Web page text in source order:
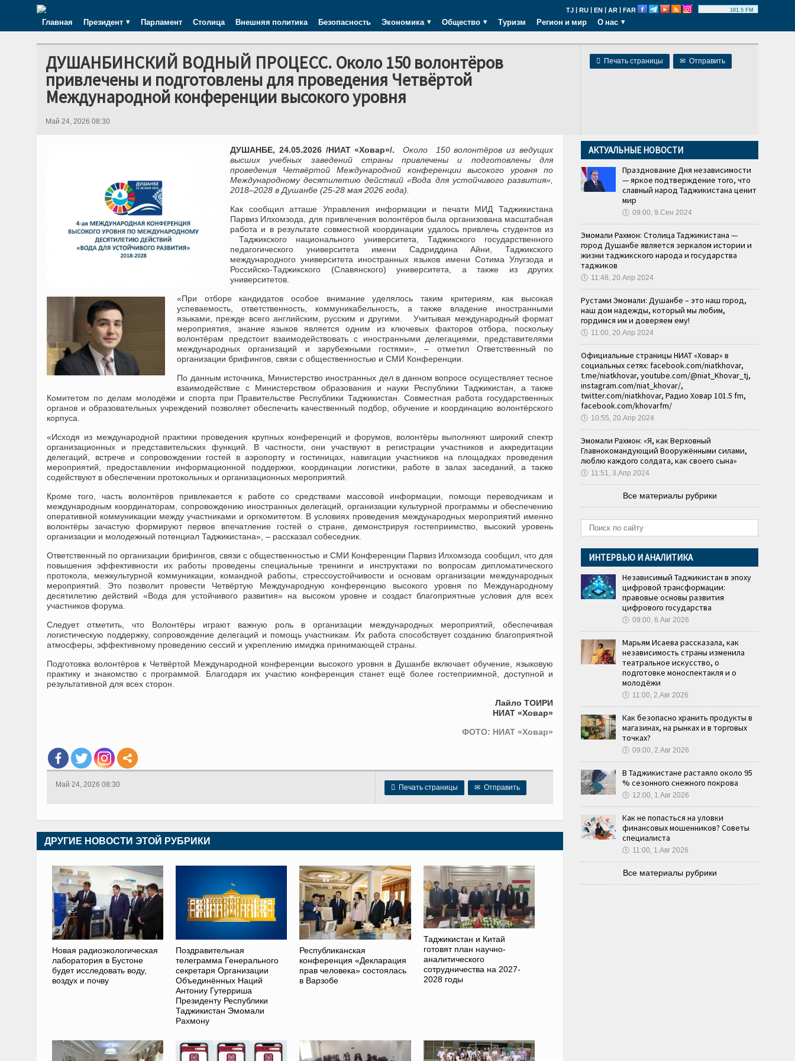
TJ | RU | EN | AR | FAR 101.5 FM
Главная Президент Парламент Столица Внешняя политика Безопасность Экономика Общество Туризм Регион и мир О нас
 Печать страницы ✉ Отправить
ДУШАНБИНСКИЙ ВОДНЫЙ ПРОЦЕСС. Около 150 волонтёров
привлечены и подготовлены для проведения Четвёртой
Международной конференции высокого уровня
Май 24, 2026 08:30
ДУШАНБЕ, 24.05.2026 /НИАТ «Ховар»/. Около 150 волонтёров из ведущих
высших учебных заведений страны привлечены и подготовлены для
проведения Четвёртой Международной конференции высокого уровня по
Международному десятилетию действий «Вода для устойчивого развития»,
2018–2028 в Душанбе (25-28 мая 2026 года).
Как сообщил атташе Управления информации и печати МИД Таджикистана
Парвиз Илхомзода, для привлечения волонтёров была организована масштабная
работа и в результате совместной координации удалось привлечь студентов из
Таджикского национального университета, Таджикского государственного
педагогического университета имени Садриддина Айни, Таджикского
международного университета иностранных языков имени Сотима Улугзода и
Российско-Таджикского (Cлавянского) университета, а также из других
университетов.
«При отборе кандидатов особое внимание уделялось таким критериям, как высокая
успеваемость, ответственность, коммуникабельность, а также владение иностранными
языками, прежде всего английским, русским и другими. Учитывая международный формат
мероприятия, знание языков является одним из ключевых факторов отбора, поскольку
волонтёрам предстоит взаимодействовать с иностранными делегациями, представителями
международных организаций и зарубежными гостями», – отметил Ответственный по
организации брифингов, связи с общественностью и СМИ Конференции.
По данным источника, Министерство иностранных дел в данном вопросе осуществляет тесное
взаимодействие с Министерством образования и науки Республики Таджикистан, а также
Комитетом по делам молодёжи и спорта при Правительстве Республики Таджикистан. Совместная работа государственных
органов и образовательных учреждений позволяет обеспечить качественный подбор, обучение и координацию волонтёрского
корпуса.
«Исходя из международной практики проведения крупных конференций и форумов, волонтёры выполняют широкий спектр
организационных и представительских функций. В частности, они участвуют в регистрации участников и аккредитации
делегаций, встрече и сопровождении гостей в аэропорту и гостиницах, навигации участников на площадках проведения
мероприятий, предоставлении информационной поддержки, координации логистики, работе в залах заседаний, а также
содействуют в обеспечении протокольных и организационных мероприятий.
Кроме того, часть волонтёров привлекается к работе со средствами массовой информации, помощи переводчикам и
международным координаторам, сопровождению иностранных делегаций, организации культурной программы и обеспечению
оперативной коммуникации между участниками и оргкомитетом. В условиях проведения международных мероприятий именно
волонтёры зачастую формируют первое впечатление гостей о стране, демонстрируя гостеприимство, высокий уровень
организации и молодежный потенциал Таджикистана», – рассказал собеседник.
Ответственный по организации брифингов, связи с общественностью и СМИ Конференции Парвиз Илхомзода сообщил, что для
повышения эффективности их работы проведены специальные тренинги и инструктажи по вопросам дипломатического
протокола, межкультурной коммуникации, командной работы, стрессоустойчивости и основам организации международных
мероприятий. Это позволит провести Четвёртую Международную конференцию высокого уровня по Международному
десятилетию действий «Вода для устойчивого развития» на высоком уровне и создаст благоприятные условия для всех
участников форума.
Следует отметить, что Волонтёры играют важную роль в организации международных мероприятий, обеспечивая
логистическую поддержку, сопровождение делегаций и помощь участникам. Их работа способствует созданию благоприятной
атмосферы, эффективному проведению сессий и укреплению имиджа принимающей страны.
Подготовка волонтёров к Четвёртой Международной конференции высокого уровня в Душанбе включает обучение, языковую
практику и знакомство с программой. Благодаря их участию конференция станет ещё более гостеприимной, доступной и
результативной для всех сторон.
Лайло ТОИРИ
НИАТ «Ховар»
ФОТО: НИАТ «Ховар»
 Печать страницы ✉ Отправить
Май 24, 2026 08:30
ДРУГИЕ НОВОСТИ ЭТОЙ РУБРИКИ
Новая радиоэкологическая
лаборатория в Бустоне
будет исследовать воду,
воздух и почву
Поздравительная
телеграмма Генерального
секретаря Организации
Объединённых Наций
Антониу Гутерриша
Президенту Республики
Таджикистан Эмомали
Рахмону
Республиканская
конференция «Декларация
прав человека» состоялась
в Варзобе
Таджикистан и Китай
готовят план научно-
аналитического
сотрудничества на 2027-
2028 годы
АКТУАЛЬНЫЕ НОВОСТИ
Празднование Дня независимости
— яркое подтверждение того, что
славный народ Таджикистана ценит
мир
🕔 09:00, 9.Сен 2024
Эмомали Рахмон: Столица Таджикистана —
город Душанбе является зеркалом истории и
жизни таджикского народа и государства
таджиков
🕔 11:48, 20.Апр 2024
Рустами Эмомали: Душанбе – это наш город,
наш дом надежды, который мы любим,
гордимся им и доверяем ему!
🕔 11:00, 20.Апр 2024
Официальные страницы НИАТ «Ховар» в
социальных сетях: facebook.com/niatkhovar,
t.me/niatkhovar, youtube.com/@niat_Khovar_tj,
instagram.com/niat_khovar/,
twitter.com/niatkhovar, Радио Ховар 101.5 fm,
facebook.com/khovarfm/
🕔 10:55, 20.Апр 2024
Эмомали Рахмон: «Я, как Верховный
Главнокомандующий Вооружёнными силами,
люблю каждого солдата, как своего сына»
🕔 11:51, 3.Апр 2024
Все материалы рубрики
ИНТЕРВЬЮ И АНАЛИТИКА
Независимый Таджикистан в эпоху
цифровой трансформации:
правовые основы развития
цифрового государства
🕔 09:00, 6.Авг 2026
Марьям Исаева рассказала, как
независимость страны изменила
театральное искусство, о
подготовке моноспектакля и о
молодёжи
🕔 11:00, 2.Авг 2026
Как безопасно хранить продукты в
магазинах, на рынках и в торговых
точках?
🕔 09:00, 2.Авг 2026
В Таджикистане растаяло около 95
% сезонного снежного покрова
🕔 12:00, 1.Авг 2026
Как не попасться на уловки
финансовых мошенников? Советы
специалиста
🕔 11:00, 1.Авг 2026
Все материалы рубрики